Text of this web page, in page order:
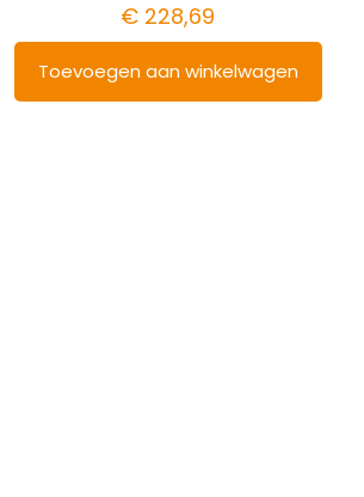
€ 228,69
Toevoegen aan winkelwagen